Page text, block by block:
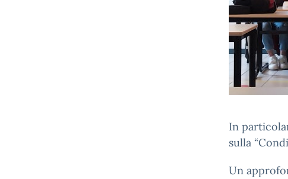
In
sulla
Un